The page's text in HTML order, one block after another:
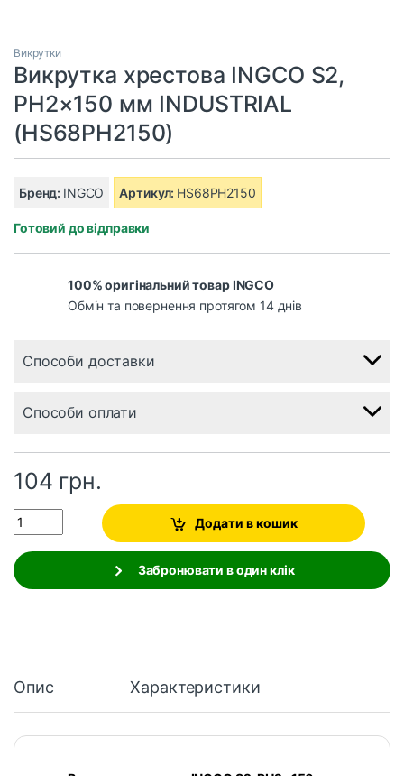
Викрутки
Викрутка хрестова INGCO S2,
PH2×150 мм INDUSTRIAL
(HS68PH2150)
Бренд: INGCO Артикул: HS68PH2150
Готовий до відправки
100% оригінальний товар INGCO
Обмін та повернення протягом 14 днів
Способи доставки
Способи оплати
104 грн.
Quantity
Додати в кошик
Забронювати в один клік
Опис Характеристики